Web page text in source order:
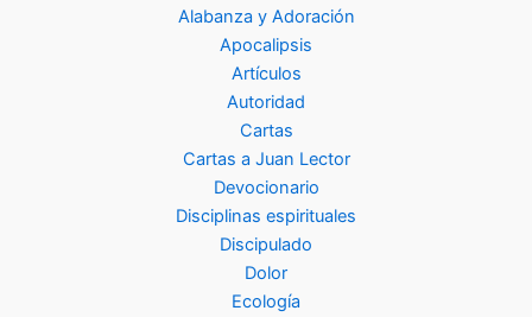
Alabanza y Adoración
Apocalipsis
Artículos
Autoridad
Cartas
Cartas a Juan Lector
Devocionario
Disciplinas espirituales
Discipulado
Dolor
Ecología